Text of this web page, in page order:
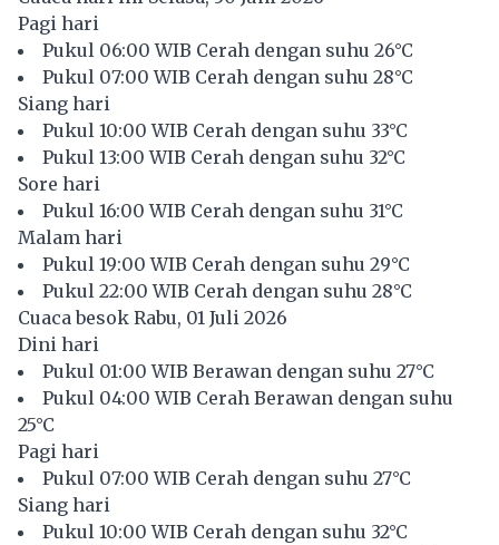
Pagi hari
Pukul 06:00 WIB Cerah dengan suhu 26°C
Pukul 07:00 WIB Cerah dengan suhu 28°C
Siang hari
Pukul 10:00 WIB Cerah dengan suhu 33°C
Pukul 13:00 WIB Cerah dengan suhu 32°C
Sore hari
Pukul 16:00 WIB Cerah dengan suhu 31°C
Malam hari
Pukul 19:00 WIB Cerah dengan suhu 29°C
Pukul 22:00 WIB Cerah dengan suhu 28°C
Cuaca besok Rabu, 01 Juli 2026
Dini hari
Pukul 01:00 WIB Berawan dengan suhu 27°C
Pukul 04:00 WIB Cerah Berawan dengan suhu
25°C
Pagi hari
Pukul 07:00 WIB Cerah dengan suhu 27°C
Siang hari
Pukul 10:00 WIB Cerah dengan suhu 32°C